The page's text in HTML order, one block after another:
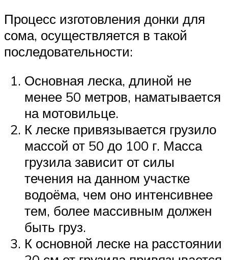
Процесс изготовления донки для
сома, осуществляется в такой
последовательности:
Основная леска, длиной не
менее 50 метров, наматывается
на мотовильце.
К леске привязывается грузило
массой от 50 до 100 г. Масса
грузила зависит от силы
течения на данном участке
водоёма, чем оно интенсивнее
тем, более массивным должен
быть груз.
К основной леске на расстоянии